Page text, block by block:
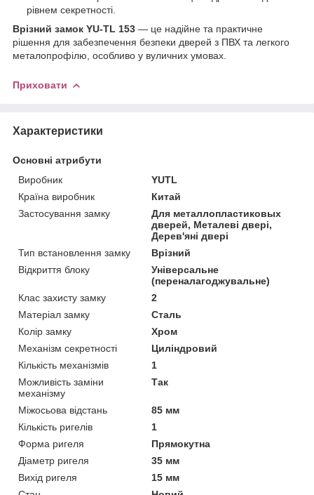
рівнем секретності.
Врізний замок YU-TL 153 — це надійне та практичне
рішення для забезпечення безпеки дверей з ПВХ та легкого
металопрофілю, особливо у вуличних умовах.
Приховати
Характеристики
Основні атрибути
Виробник
YUTL
Країна виробник
Китай
Застосування замку
Для металлопластиковых
дверей, Металеві двері,
Дерев'яні двері
Тип встановлення замку
Врізний
Відкриття блоку
Універсальне
(переналагоджувальне)
Клас захисту замку
2
Матеріал замку
Сталь
Колір замку
Хром
Механізм секретності
Циліндровий
Кількість механізмів
1
Можливість заміни
механізму
Так
Міжосьова відстань
85 мм
Кількість ригелів
1
Форма ригеля
Прямокутна
Діаметр ригеля
35 мм
Вихід ригеля
15 мм